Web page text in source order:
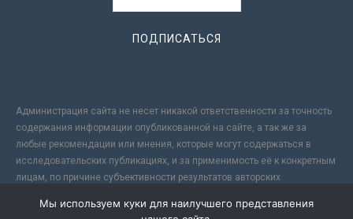
Администрация сайта не несет никакой ответственности за точность
содержания информации опубликованной на сайте, а так же за
любые рекомендации или мнения, которые могут содержаться в
исследовательских публикациях, и за применимость её к конкретным
лицам, по причине субъективности результатов авторских
полной мере надежной защиты информации, Сайт не несет
Мы используем куки для наилучшего представления